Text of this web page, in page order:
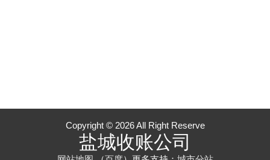
Copyright © 2026 All Right Reserve
盐城收账公司